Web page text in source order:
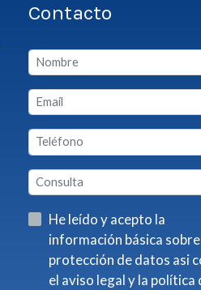
Contacto
He leído y acepto la
información básica sobre
protección de datos asi como
el aviso legal y la política de